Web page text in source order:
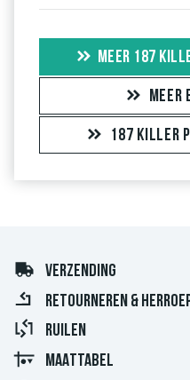
MEER 187
MEER
187 KILLER
VERZENDING
RETOURNEREN &
RUILEN
MAATTABEL